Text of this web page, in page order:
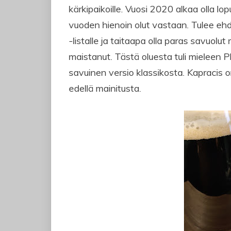
kärkipaikoille. Vuosi 2020 alkaa olla
vuoden hienoin olut vastaan. Tulee
-listalle ja taitaapa olla paras savuolut
maistanut. Tästä oluesta tuli mieleen
savuinen versio klassikosta. Kapracis
edellä mainitusta.